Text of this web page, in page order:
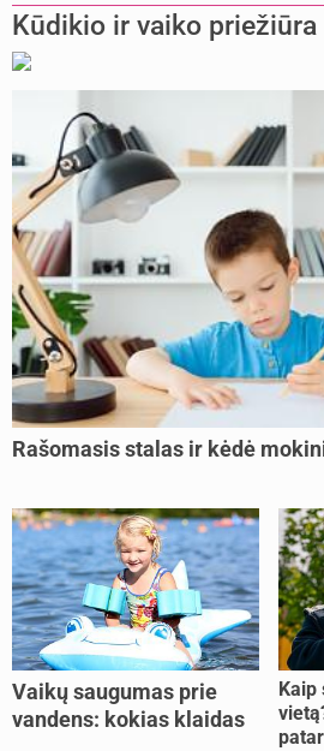
Kūdikio ir vaiko priežiūra
Rašomasis stalas ir kėdė
Vaikų saugumas prie
vandens: kokias klaidas